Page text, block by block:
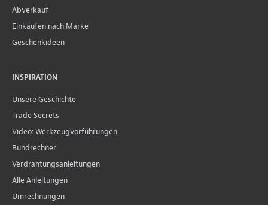
Abverkauf
Einkaufen nach Marke
Geschenkideen
INSPIRATION
Unsere Geschichte
Trade Secrets
Video: Werkzeugvorführungen
Bundrechner
Verdrahtungsanleitungen
Alle Anleitungen
Umrechnungen